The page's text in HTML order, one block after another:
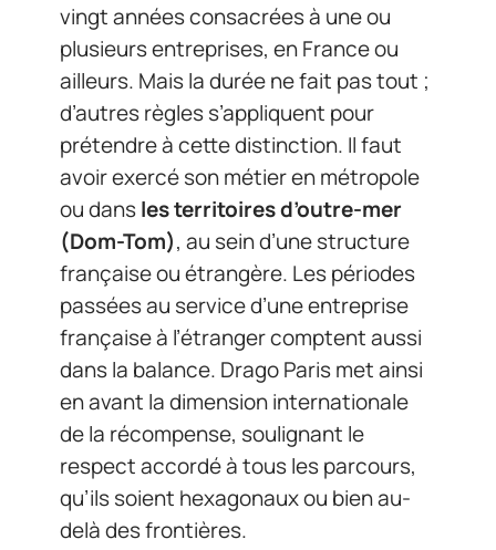
vingt années consacrées à une ou
plusieurs entreprises, en France ou
ailleurs. Mais la durée ne fait pas tout ;
d’autres règles s’appliquent pour
prétendre à cette distinction. Il faut
avoir exercé son métier en métropole
ou dansles territoires d’outre-mer
(Dom-Tom), au sein d’une structure
française ou étrangère. Les périodes
passées au service d’une entreprise
française à l’étranger comptent aussi
dans la balance. Drago Paris met ainsi
en avant la dimension internationale
de la récompense, soulignant le
respect accordé à tous les parcours,
qu’ils soient hexagonaux ou bien au-
delà des frontières.